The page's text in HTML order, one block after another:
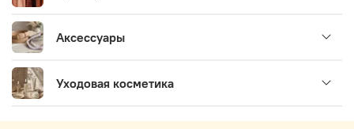
Аксессуары
Уходовая косметика